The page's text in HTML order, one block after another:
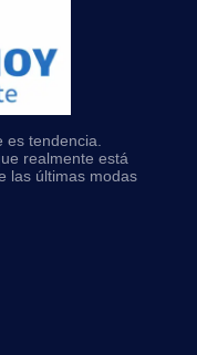
es tendencia.
realmente está
las últimas modas